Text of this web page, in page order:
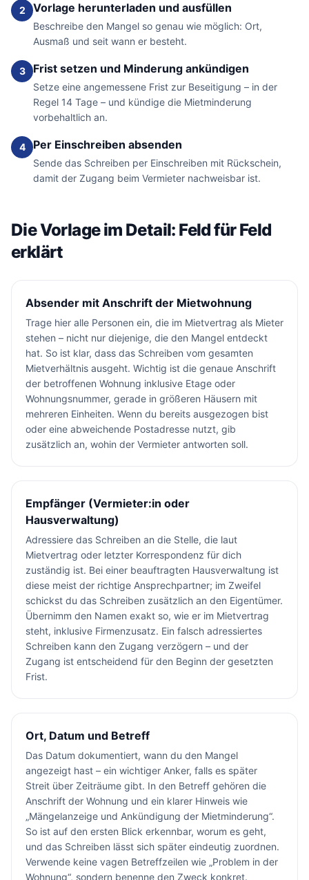
2 Vorlage herunterladen und ausfüllen
Beschreibe den Mangel so genau wie möglich: Ort,
Ausmaß und seit wann er besteht.
3 Frist setzen und Minderung ankündigen
Setze eine angemessene Frist zur Beseitigung – in der
Regel 14 Tage – und kündige die Mietminderung
vorbehaltlich an.
4 Per Einschreiben absenden
Sende das Schreiben per Einschreiben mit Rückschein,
damit der Zugang beim Vermieter nachweisbar ist.
Die Vorlage im Detail: Feld für Feld
erklärt
Absender mit Anschrift der Mietwohnung
Trage hier alle Personen ein, die im Mietvertrag als Mieter
stehen – nicht nur diejenige, die den Mangel entdeckt
hat. So ist klar, dass das Schreiben vom gesamten
Mietverhältnis ausgeht. Wichtig ist die genaue Anschrift
der betroffenen Wohnung inklusive Etage oder
Wohnungsnummer, gerade in größeren Häusern mit
mehreren Einheiten. Wenn du bereits ausgezogen bist
oder eine abweichende Postadresse nutzt, gib
zusätzlich an, wohin der Vermieter antworten soll.
Empfänger (Vermieter:in oder
Hausverwaltung)
Adressiere das Schreiben an die Stelle, die laut
Mietvertrag oder letzter Korrespondenz für dich
zuständig ist. Bei einer beauftragten Hausverwaltung ist
diese meist der richtige Ansprechpartner; im Zweifel
schickst du das Schreiben zusätzlich an den Eigentümer.
Übernimm den Namen exakt so, wie er im Mietvertrag
steht, inklusive Firmenzusatz. Ein falsch adressiertes
Schreiben kann den Zugang verzögern – und der
Zugang ist entscheidend für den Beginn der gesetzten
Frist.
Ort, Datum und Betreff
Das Datum dokumentiert, wann du den Mangel
angezeigt hast – ein wichtiger Anker, falls es später
Streit über Zeiträume gibt. In den Betreff gehören die
Anschrift der Wohnung und ein klarer Hinweis wie
„Mängelanzeige und Ankündigung der Mietminderung“.
So ist auf den ersten Blick erkennbar, worum es geht,
und das Schreiben lässt sich später eindeutig zuordnen.
Verwende keine vagen Betreffzeilen wie „Problem in der
Wohnung“, sondern benenne den Zweck konkret.